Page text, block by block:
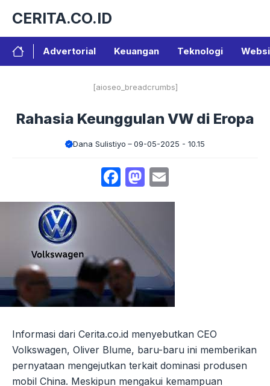
isi
CERITA.CO.ID
Advertorial Keuangan Teknologi
[aioseo_breadcrumbs]
Rahasia Keunggulan VW di Eropa
Dana Sulistiyo 09-05-2025 - 10.15
Facebook
Mastodon
Informasi dari Cerita.co.id menyebutkan CEO
Volkswagen, Oliver Blume, baru-baru ini memberikan
pernyataan mengejutkan terkait dominasi produsen
mobil China. Meskipun mengakui kemampuan